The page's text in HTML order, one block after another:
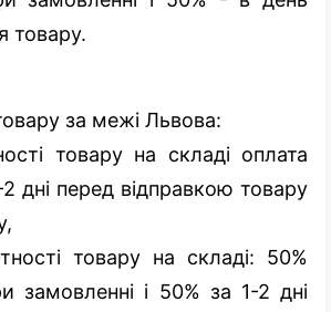
товару.
за межі Львова:
товару на складі оплата
2 дні перед відправкою товару
товару на складі: 50%
замовленні і 50% за 1-2 дні